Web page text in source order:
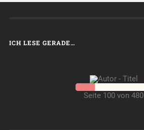
ICH LESE GERADE…
Seite 100 von 480